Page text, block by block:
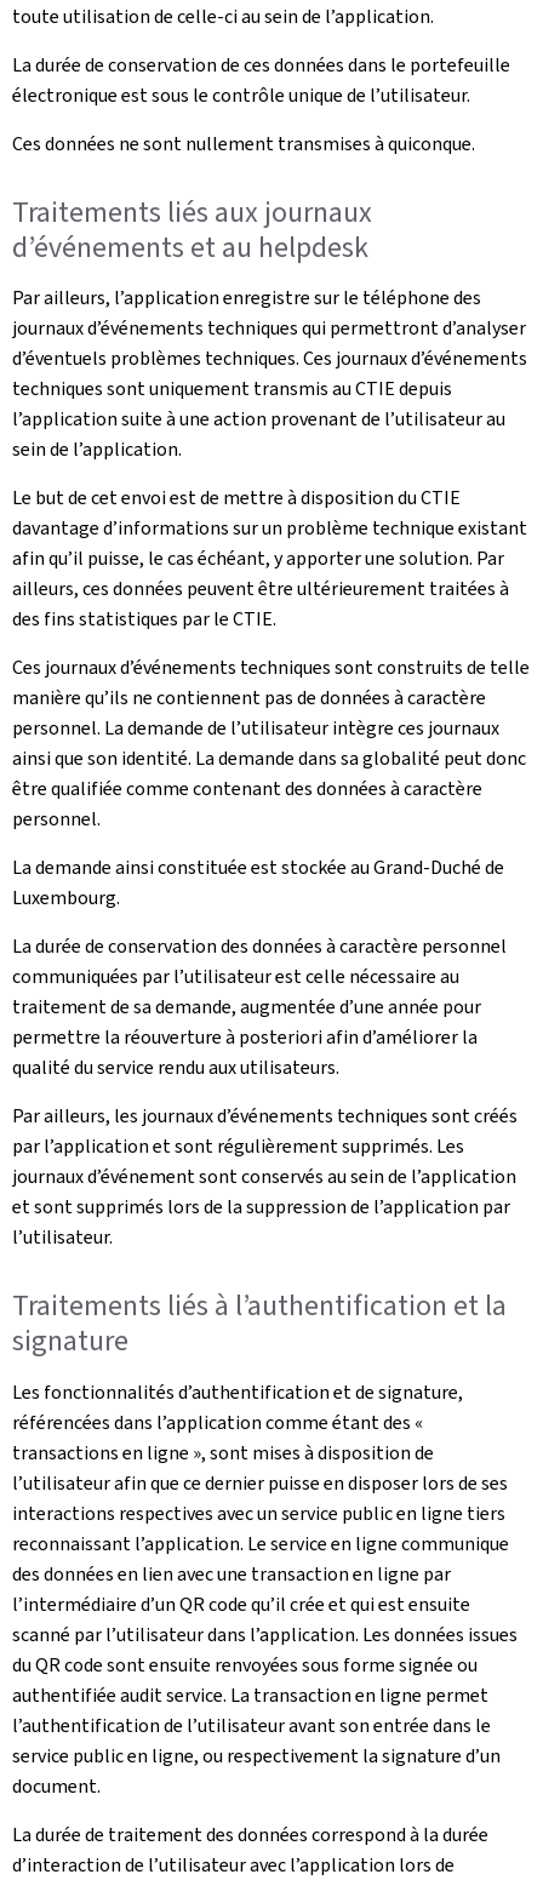
toute utilisation de celle-ci au sein de l’application.
La durée de conservation de ces données dans le portefeuille
électronique est sous le contrôle unique de l’utilisateur.
Ces données ne sont nullement transmises à quiconque.
Traitements liés aux journaux
d’événements et au helpdesk
Par ailleurs, l’application enregistre sur le téléphone des
journaux d’événements techniques qui permettront d’analyser
d’éventuels problèmes techniques. Ces journaux d’événements
techniques sont uniquement transmis au CTIE depuis
l’application suite à une action provenant de l’utilisateur au
sein de l’application.
Le but de cet envoi est de mettre à disposition du CTIE
davantage d’informations sur un problème technique existant
afin qu’il puisse, le cas échéant, y apporter une solution. Par
ailleurs, ces données peuvent être ultérieurement traitées à
des fins statistiques par le CTIE.
Ces journaux d’événements techniques sont construits de telle
manière qu’ils ne contiennent pas de données à caractère
personnel. La demande de l’utilisateur intègre ces journaux
ainsi que son identité. La demande dans sa globalité peut donc
être qualifiée comme contenant des données à caractère
personnel.
La demande ainsi constituée est stockée au Grand-Duché de
Luxembourg.
La durée de conservation des données à caractère personnel
communiquées par l’utilisateur est celle nécessaire au
traitement de sa demande, augmentée d’une année pour
permettre la réouverture à posteriori afin d’améliorer la
qualité du service rendu aux utilisateurs.
Par ailleurs, les journaux d’événements techniques sont créés
par l’application et sont régulièrement supprimés. Les
journaux d’événement sont conservés au sein de l’application
et sont supprimés lors de la suppression de l’application par
l’utilisateur.
Traitements liés à l’authentification et la
signature
Les fonctionnalités d’authentification et de signature,
référencées dans l’application comme étant des «
transactions en ligne », sont mises à disposition de
l’utilisateur afin que ce dernier puisse en disposer lors de ses
interactions respectives avec un service public en ligne tiers
reconnaissant l’application. Le service en ligne communique
des données en lien avec une transaction en ligne par
l’intermédiaire d’un QR code qu’il crée et qui est ensuite
scanné par l’utilisateur dans l’application. Les données issues
du QR code sont ensuite renvoyées sous forme signée ou
authentifiée audit service. La transaction en ligne permet
l’authentification de l’utilisateur avant son entrée dans le
service public en ligne, ou respectivement la signature d’un
document.
La durée de traitement des données correspond à la durée
d’interaction de l’utilisateur avec l’application lors de